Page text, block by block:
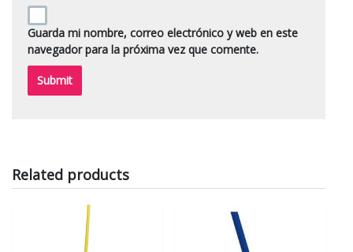
Guarda mi nombre, correo electrónico y web en este
navegador para la próxima vez que comente.
Related products